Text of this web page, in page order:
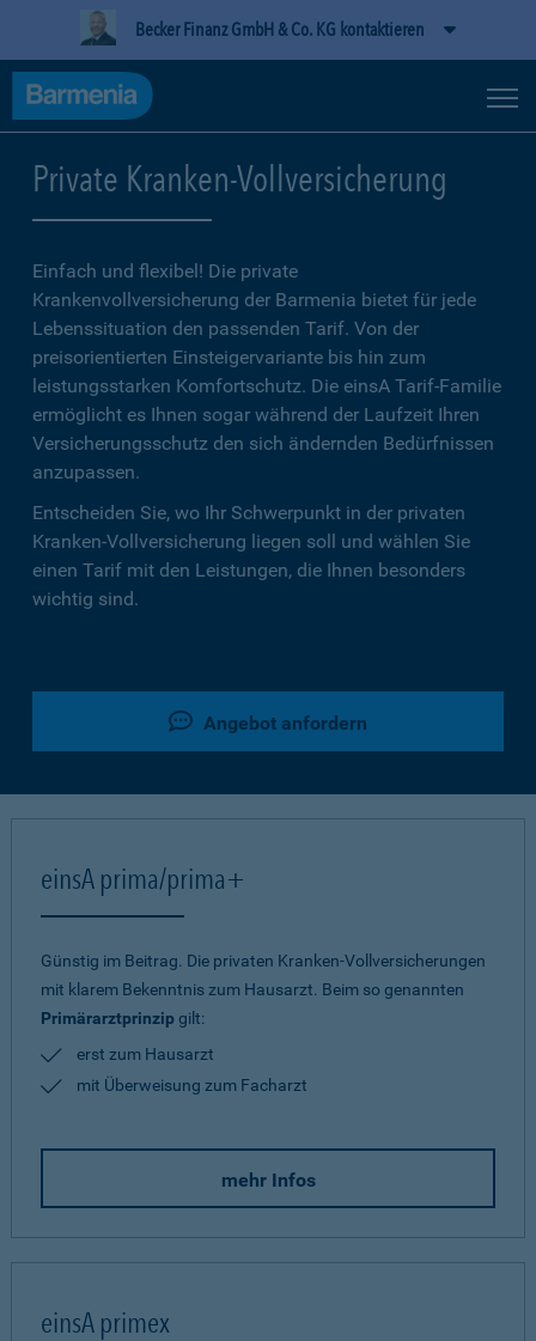
Becker Finanz GmbH & Co. KG kontaktieren
Private Kranken-Vollversicherung
Einfach und flexibel! Die private
Krankenvollversicherung der Barmenia bietet für jede
Lebenssituation den passenden Tarif. Von der
preisorientierten Einsteigervariante bis hin zum
leistungsstarken Komfortschutz. Die einsA Tarif-Familie
ermöglicht es Ihnen sogar während der Laufzeit Ihren
Versicherungsschutz den sich ändernden Bedürfnissen
anzupassen.
Entscheiden Sie, wo Ihr Schwerpunkt in der privaten
Kranken-Vollversicherung liegen soll und wählen Sie
einen Tarif mit den Leistungen, die Ihnen besonders
wichtig sind.
Angebot anfordern
einsA prima/prima+
Günstig im Beitrag. Die privaten Kranken-Vollversicherungen
mit klarem Bekenntnis zum Hausarzt. Beim so genannten
Primärarztprinzipgilt:
erst zum Hausarzt
mit Überweisung zum Facharzt
mehr Infos
einsA primex